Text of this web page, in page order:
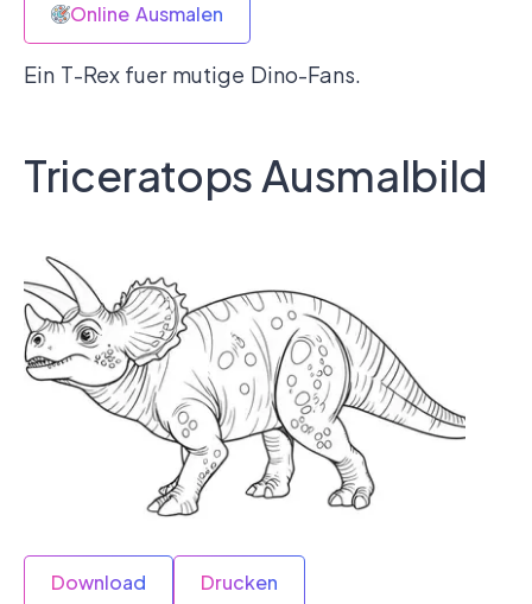
Online Ausmalen
Ein T-Rex fuer mutige Dino-Fans.
Triceratops Ausmalbild
Download Drucken